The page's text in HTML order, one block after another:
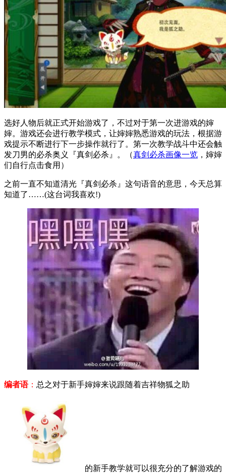
选好人物后就正式开始游戏了，不过对于第一次进游戏的婶
婶。游戏还会进行教学模式，让婶婶熟悉游戏的玩法，根据游
戏提示不断进行下一步操作就行了。第一次教学战斗中还会触
发刀男的必杀奥义『真剑必杀』。（真剑必杀画像一览 ，婶婶
们自行点击食用）
之前一直不知道清光『真剑必杀』这句语音的意思，今天总算
知道了……(这台词我喜欢!)
编者语： 总之对于新手婶婶来说跟随着吉祥物狐之助
的新手教学就可以很充分的了解游戏的